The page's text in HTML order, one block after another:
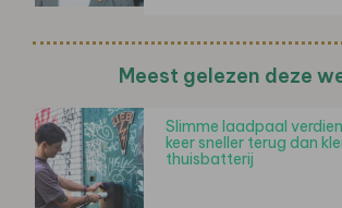
Meest gelezen deze
Slimme laadpaal
keer sneller terug dan
thuisbatterij